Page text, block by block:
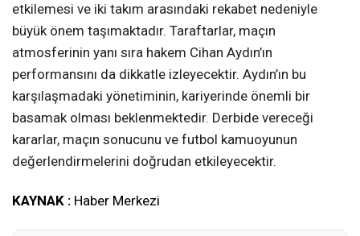
etkilemesi ve iki takım arasındaki rekabet nedeniyle
büyük önem taşımaktadır. Taraftarlar, maçın
atmosferinin yanı sıra hakem Cihan Aydın’ın
performansını da dikkatle izleyecektir. Aydın’ın bu
karşılaşmadaki yönetiminin, kariyerinde önemli bir
basamak olması beklenmektedir. Derbide vereceği
kararlar, maçın sonucunu ve futbol kamuoyunun
değerlendirmelerini doğrudan etkileyecektir.
KAYNAK : Haber Merkezi